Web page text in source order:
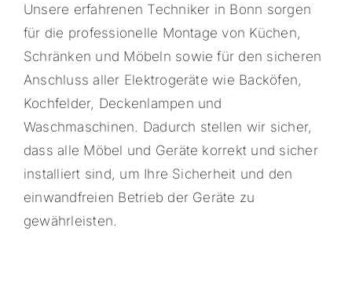
Unsere erfahrenen Techniker in Bonn sorgen
für die professionelle Montage von Küchen,
Schränken und Möbeln sowie für den sicheren
Anschluss aller Elektrogeräte wie Backöfen,
Kochfelder, Deckenlampen und
Waschmaschinen. Dadurch stellen wir sicher,
dass alle Möbel und Geräte korrekt und sicher
installiert sind, um Ihre Sicherheit und den
einwandfreien Betrieb der Geräte zu
gewährleisten.